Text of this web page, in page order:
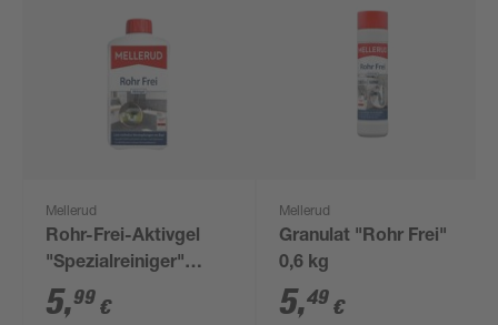
Mellerud
Rohr-Frei-Aktivgel
"Spezialreiniger"
1.000 ml
5,99 €
Mellerud
Granulat "Rohr Frei"
0,6 kg
5,49 €